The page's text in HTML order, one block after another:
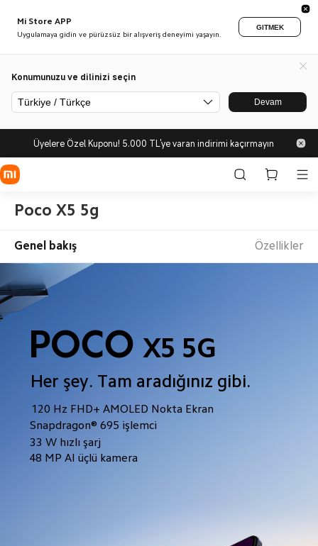
Mi Store APP
Uygulamaya gidin ve pürüzsüz bir alışveriş deneyimi yaşayın.
GITMEK
Konumunuzu ve dilinizi seçin
Türkiye / Türkçe Devam
Üyelere Özel Kuponu! 5.000 TL'ye varan indirimi kaçırmayın
Poco X5 5g
Genel bakış Özellikler
POCO X5 5G
Her şey. Tam aradığınız gibi.
120 Hz FHD+ AMOLED Nokta Ekran
Snapdragon® 695 işlemci
33 W hızlı şarj
48 MP AI üçlü kamera